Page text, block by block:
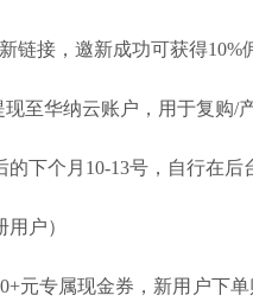
链接，邀新成功可获得10%
至华纳云账户，用于复购/
下个月10-13号，自行在后
户）
元专属现金券，新用户下